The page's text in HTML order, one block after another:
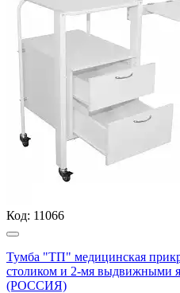
Код: 11066
Тумба "ТП" медицинская
столиком и 2-мя
(РОССИЯ)